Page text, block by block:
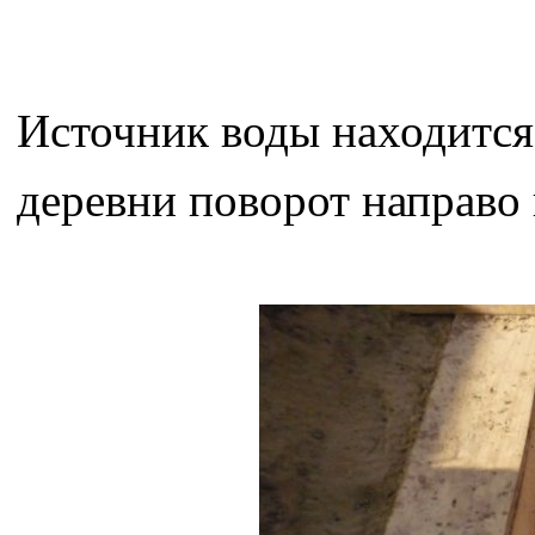
Источник воды
деревни поворот